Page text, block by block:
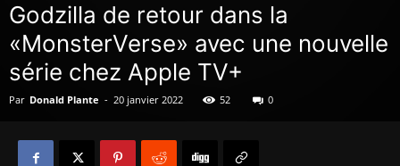
Godzilla de retour dans la
«MonsterVerse» avec une nouvelle
série chez Apple TV+
Par Donald Plante - 20 janvier 2022 52 0